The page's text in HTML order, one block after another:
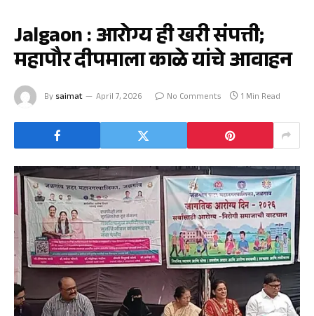
Jalgaon : आरोग्य ही खरी संपत्ती;
महापौर दीपमाला काळे यांचे आवाहन
By saimat April 7, 2026 No Comments 1 Min Read